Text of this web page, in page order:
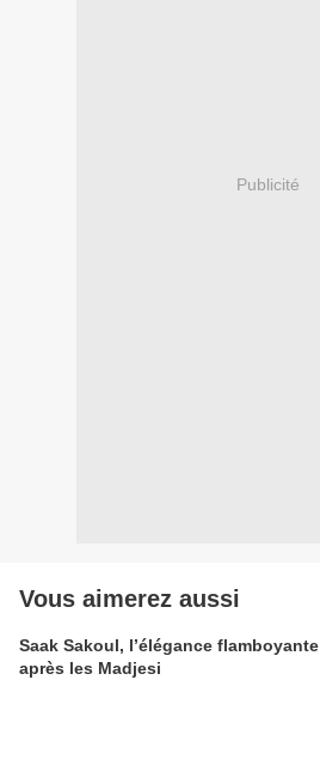
Publicité
Vous aimerez aussi
Saak Sakoul, l’élégance flamboyante
après les Madjesi